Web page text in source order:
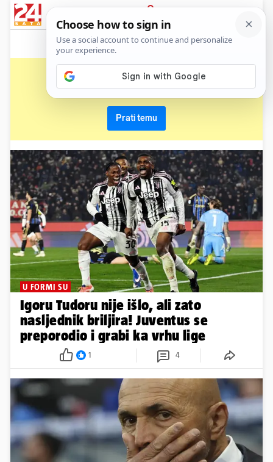
PRIJAVA
News
luciano spalletti
Prati temu
U FORMI SU
Igoru Tudoru nije išlo, ali zato
nasljednik briljira! Juventus se
preporodio i grabi ka vrhu lige
1 4